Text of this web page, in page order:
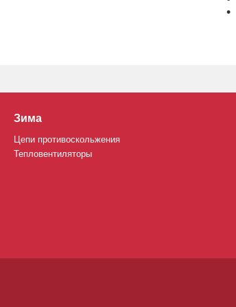
Зима
Цепи противоскольжения
Тепловентиляторы